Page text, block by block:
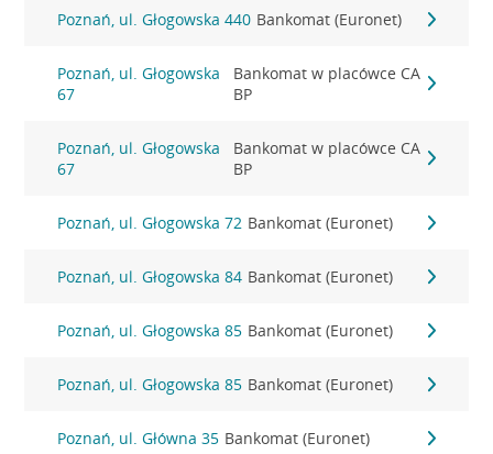
Poznań, ul. Głogowska 440 Bankomat (Euronet)
Poznań, ul. Głogowska
67
Bankomat w placówce CA
BP
Poznań, ul. Głogowska
67
Bankomat w placówce CA
BP
Poznań, ul. Głogowska 72 Bankomat (Euronet)
Poznań, ul. Głogowska 84 Bankomat (Euronet)
Poznań, ul. Głogowska 85 Bankomat (Euronet)
Poznań, ul. Głogowska 85 Bankomat (Euronet)
Poznań, ul. Główna 35 Bankomat (Euronet)